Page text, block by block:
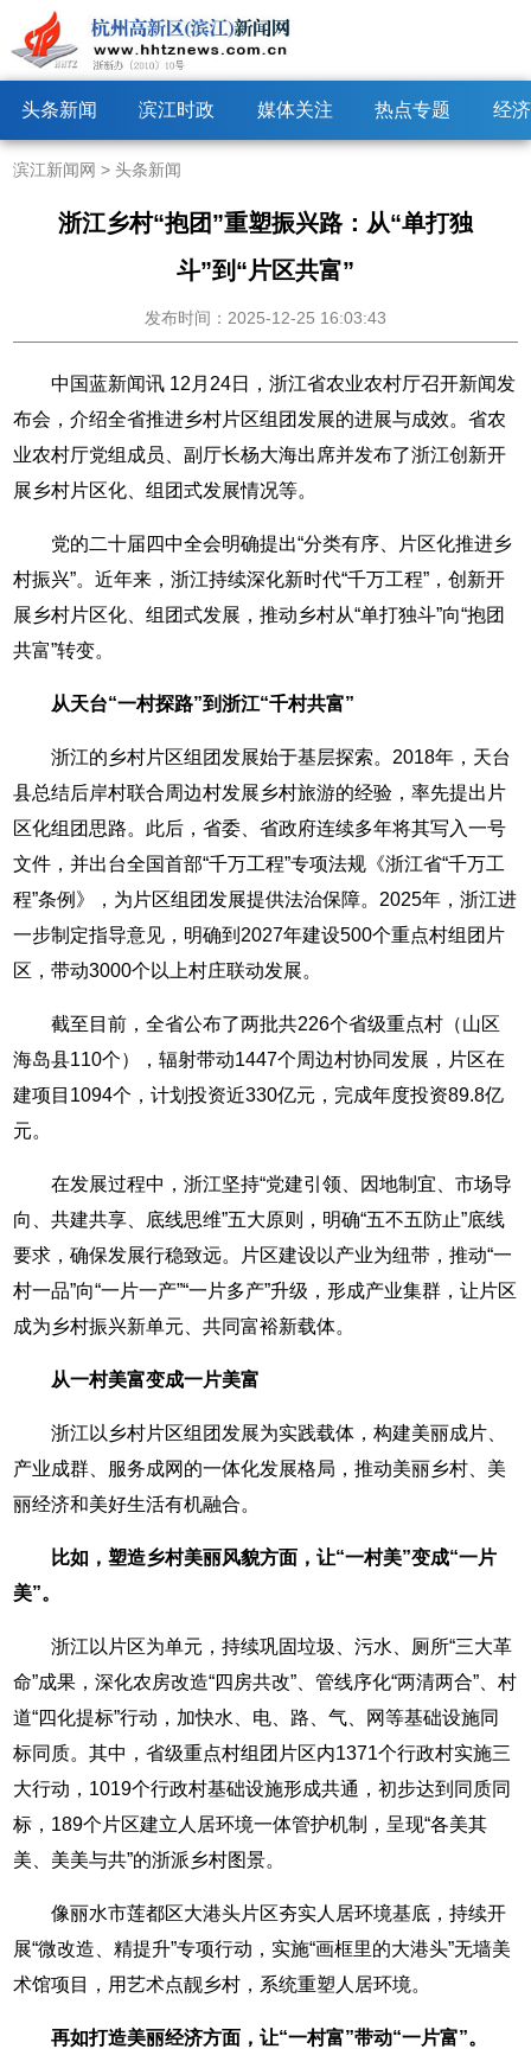
头条新闻 滨江时政 媒体关注 热点专题 经
滨江新闻网 >头条新闻
浙江乡村“抱团”重塑振兴路：从“单打独
斗”到“片区共富”
发布时间：2025-12-25 16:03:43
中国蓝新闻讯 12月24日，浙江省农业农村厅召开新闻发
布会，介绍全省推进乡村片区组团发展的进展与成效。省农
业农村厅党组成员、副厅长杨大海出席并发布了浙江创新开
展乡村片区化、组团式发展情况等。
党的二十届四中全会明确提出“分类有序、片区化推进乡
村振兴”。近年来，浙江持续深化新时代“千万工程”，创新开
展乡村片区化、组团式发展，推动乡村从“单打独斗”向“抱团
共富”转变。
从天台“一村探路”到浙江“千村共富”
浙江的乡村片区组团发展始于基层探索。2018年，天台
县总结后岸村联合周边村发展乡村旅游的经验，率先提出片
区化组团思路。此后，省委、省政府连续多年将其写入一号
文件，并出台全国首部“千万工程”专项法规《浙江省“千万工
程”条例》，为片区组团发展提供法治保障。2025年，浙江进
一步制定指导意见，明确到2027年建设500个重点村组团片
区，带动3000个以上村庄联动发展。
截至目前，全省公布了两批共226个省级重点村（山区
海岛县110个），辐射带动1447个周边村协同发展，片区在
建项目1094个，计划投资近330亿元，完成年度投资89.8亿
元。
在发展过程中，浙江坚持“党建引领、因地制宜、市场导
向、共建共享、底线思维”五大原则，明确“五不五防止”底线
要求，确保发展行稳致远。片区建设以产业为纽带，推动“一
村一品”向“一片一产”“一片多产”升级，形成产业集群，让片区
成为乡村振兴新单元、共同富裕新载体。
从一村美富变成一片美富
浙江以乡村片区组团发展为实践载体，构建美丽成片、
产业成群、服务成网的一体化发展格局，推动美丽乡村、美
丽经济和美好生活有机融合。
比如，塑造乡村美丽风貌方面，让“一村美”变成“一片
美”。
浙江以片区为单元，持续巩固垃圾、污水、厕所“三大革
命”成果，深化农房改造“四房共改”、管线序化“两清两合”、村
道“四化提标”行动，加快水、电、路、气、网等基础设施同
标同质。其中，省级重点村组团片区内1371个行政村实施三
大行动，1019个行政村基础设施形成共通，初步达到同质同
标，189个片区建立人居环境一体管护机制，呈现“各美其
美、美美与共”的浙派乡村图景。
像丽水市莲都区大港头片区夯实人居环境基底，持续开
展“微改造、精提升”专项行动，实施“画框里的大港头”无墙美
术馆项目，用艺术点靓乡村，系统重塑人居环境。
再如打造美丽经济方面，让“一村富”带动“一片富”。